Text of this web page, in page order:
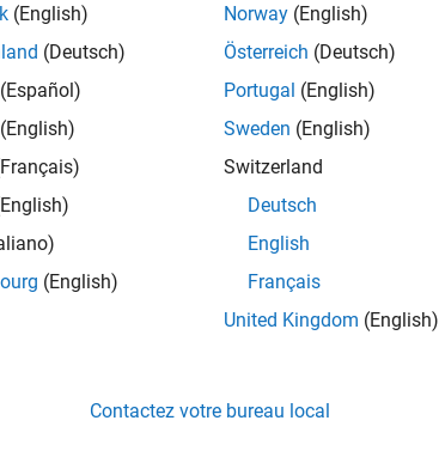
(English)
(Deutsch)
(Español)
(English)
(English)
Norway (English)
Österreich (Deutsch)
Portugal (English)
Sweden (English)
Switzerland
Deutsch
English
Français
United Kingdom (English)
Contactez votre bureau local